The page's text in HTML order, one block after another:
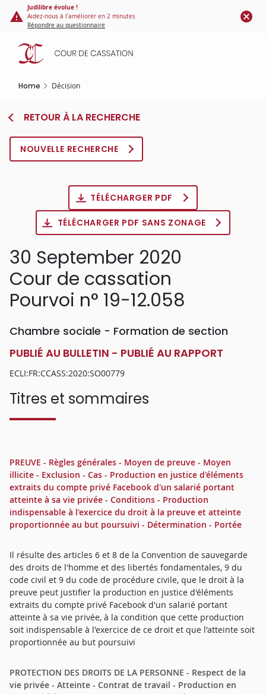
Cookies management panel
content
Judilibre évolue !
Aidez-nous à l'améliorer en 2 minutes
Répondre au questionnaire
Home Décision
RETOUR À LA RECHERCHE
NOUVELLE RECHERCHE
TÉLÉCHARGER PDF
TÉLÉCHARGER PDF SANS ZONAGE
30 September 2020
Cour de cassation
Pourvoi n° 19-12.058
Chambre sociale - Formation de section
PUBLIÉ AU BULLETIN - PUBLIÉ AU RAPPORT
ECLI:FR:CCASS:2020:SO00779
Titres et sommaires
PREUVE - Règles générales - Moyen de preuve - Moyen
illicite - Exclusion - Cas - Production en justice d'éléments
extraits du compte privé Facebook d'un salarié portant
atteinte à sa vie privée - Conditions - Production
indispensable à l'exercice du droit à la preuve et atteinte
proportionnée au but poursuivi - Détermination - Portée
Il résulte des articles 6 et 8 de la Convention de sauvegarde
des droits de l'homme et des libertés fondamentales, 9 du
code civil et 9 du code de procédure civile, que le droit à la
preuve peut justifier la production en justice d'éléments
extraits du compte privé Facebook d'un salarié portant
atteinte à sa vie privée, à la condition que cette production
soit indispensable à l'exercice de ce droit et que l'atteinte soit
proportionnée au but poursuivi
PROTECTION DES DROITS DE LA PERSONNE - Respect de la
vie privée - Atteinte - Contrat de travail - Production en